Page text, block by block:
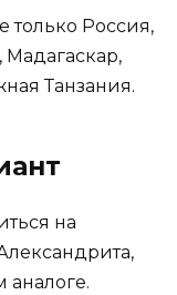
только Россия,
Танзания.
на
аналоге.